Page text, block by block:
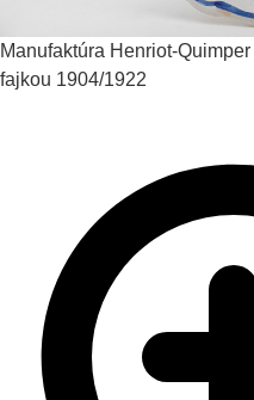
Manufaktúra Henriot-Quimper
fajkou 1904/1922